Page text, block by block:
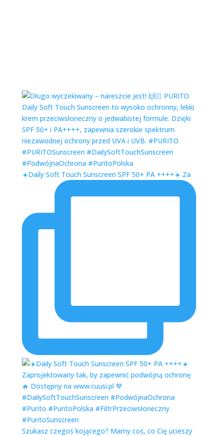
☀️Daily Soft Touch Sunscreen SPF 50+ PA ++++☀️ Za
Szukasz czegoś kojącego? Mamy coś, co Cię ucieszy